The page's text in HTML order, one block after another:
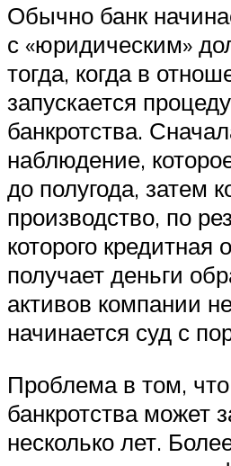
Обычно банк
с «юридическим»
тогда, когда в
запускается
банкротства.
наблюдение,
до полугода, затем
производство, по
которого кредитная
получает деньги
активов компании
начинается суд с
Проблема в том,
банкротства может
несколько лет.